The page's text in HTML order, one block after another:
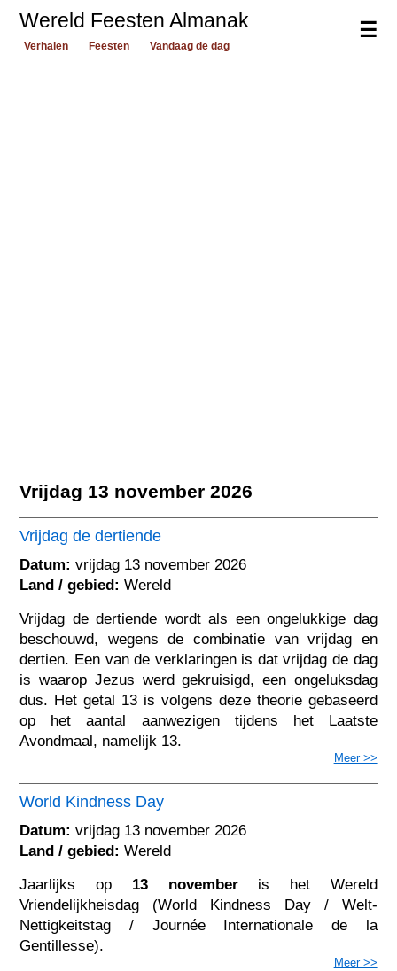
☰
Wereld Feesten Almanak
Verhalen Feesten Vandaag de dag
Vrijdag 13 november 2026
Vrijdag de dertiende
Datum: vrijdag 13 november 2026
Land / gebied: Wereld
Vrijdag de dertiende wordt als een ongelukkige dag
beschouwd, wegens de combinatie van vrijdag en
dertien. Een van de verklaringen is dat vrijdag de dag
is waarop Jezus werd gekruisigd, een ongeluksdag
dus. Het getal 13 is volgens deze theorie gebaseerd
op het aantal aanwezigen tijdens het Laatste
Avondmaal, namelijk 13.
Meer >>
World Kindness Day
Datum: vrijdag 13 november 2026
Land / gebied: Wereld
Jaarlijks op 13 novemberis het Wereld
Vriendelijkheisdag (World Kindness Day / Welt-
Nettigkeitstag / Journée Internationale de la
Gentillesse).
Meer >>